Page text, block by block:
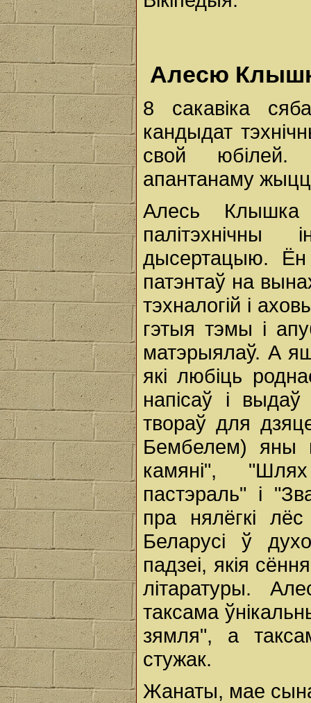
Алесю
8 сакавіка
кандыдат
свой юбілей.
апантанаму
Алесь Клышка
палітэхнічны
дысертацыю.
патэнтаў на
тэхналогій і
гэтыя тэмы і
матэрыялаў. А
які любіць
напісаў і выдаў
твораў для
Бембелем) яны
камяні",
пастэраль" і
пра нялёгкі
Беларусі ў
падзеі, якія
літаратуры.
таксама
зямля", а
стужак.
Жанаты, мае сына